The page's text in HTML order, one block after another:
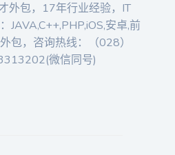
外包，17年行业经验，IT
JAVA,C++,PHP,iOS,安卓,前
包，咨询热线：（028）
微信同号)